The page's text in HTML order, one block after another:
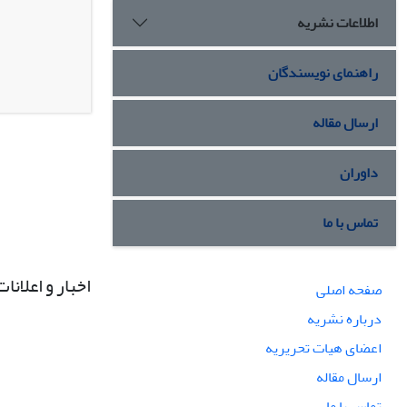
اطلاعات نشریه
راهنمای نویسندگان
ارسال مقاله
داوران
تماس با ما
صفحه اصلی
درباره نشریه
اعضای هیات تحریریه
ارسال مقاله
اخبار و